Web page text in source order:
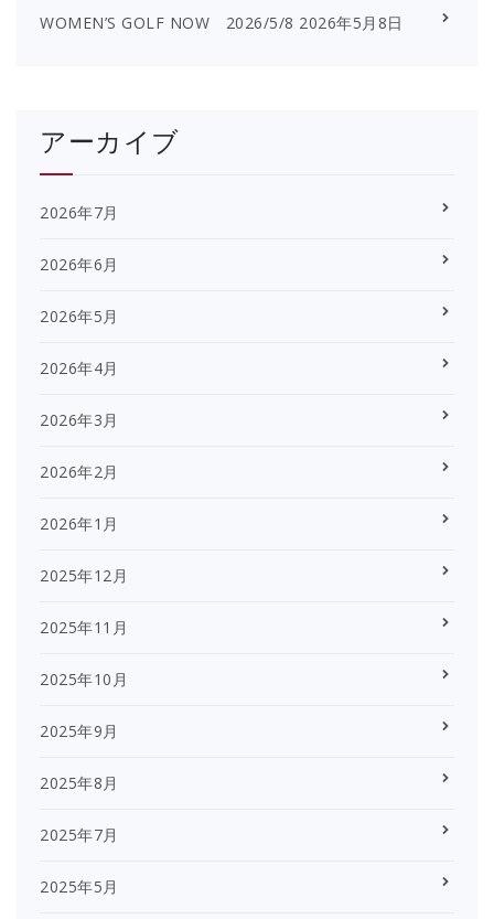
WOMEN’S GOLF NOW 2026/5/8 2026年5月8日
アーカイブ
2026年7月
2026年6月
2026年5月
2026年4月
2026年3月
2026年2月
2026年1月
2025年12月
2025年11月
2025年10月
2025年9月
2025年8月
2025年7月
2025年5月